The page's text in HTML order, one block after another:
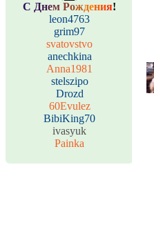
С Днем Рождения!
leon4763
grim97
svatovstvo
anechkina
Anna1981
stelszipo
Drozd
60Evulez
BibiKing70
ivasyuk
Painka